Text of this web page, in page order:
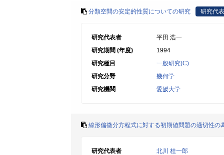
分類空間の安定的性質についての研究 研究代
研究代表者
平田 浩一
研究期間 (年度)
1994
研究種目
一般研究(C)
研究分野
幾何学
研究機関
愛媛大学
線形偏微分方程式に対する初期値問題の適切性の
研究代表者
北川 桂一郎